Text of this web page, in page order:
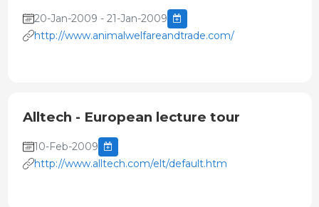
20-Jan-2009 - 21-Jan-2009
http://www.animalwelfareandtrade.com/
Alltech - European lecture tour
10-Feb-2009
http://www.alltech.com/elt/default.htm